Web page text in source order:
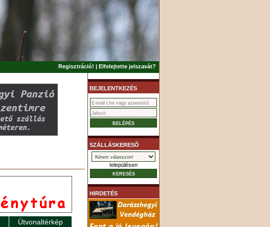
Regisztráció! | Elfelejtette jelszavát?
Útvonaltérkép
BEJELENTKEZÉS
SZÁLLÁSKERESÕ
településen
HIRDETÉS